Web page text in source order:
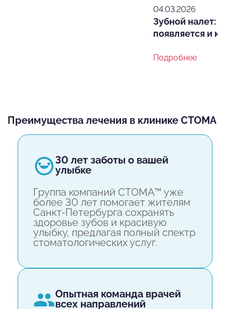
04.03.2026
Зубной налет:
появляется и
Подробнее
Преимущества лечения в клинике СТОМА
30 лет заботы о вашей
улыбке
Группа компаний СТОМА™ уже
более 30 лет помогает жителям
Санкт-Петербурга сохранять
здоровье зубов и красивую
улыбку, предлагая полный спектр
стоматологических услуг.
опытная команда врачей
всех направлений